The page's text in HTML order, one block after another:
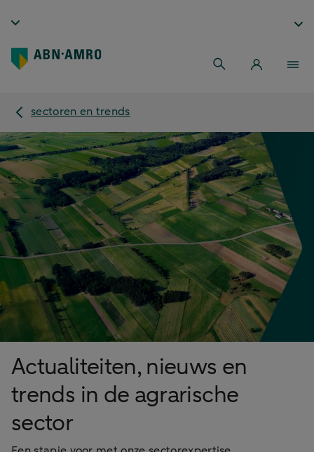
sectoren en trends
Actualiteiten, nieuws en
trends in de agrarische
sector